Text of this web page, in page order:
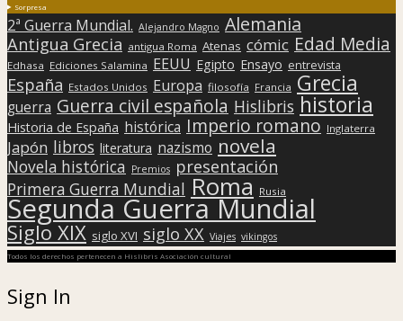
Sorpresa
2ª Guerra Mundial. Alejandro Magno Alemania
Antigua Grecia antigua Roma Atenas cómic Edad Media
Edhasa Ediciones Salamina EEUU Egipto Ensayo entrevista
España Estados Unidos Europa filosofía Francia Grecia
guerra Guerra civil española Hislibris historia
Historia de España histórica Imperio romano Inglaterra
Japón libros literatura nazismo novela
Novela histórica Premios presentación
Primera Guerra Mundial Roma Rusia
Segunda Guerra Mundial
Siglo XIX siglo XVI siglo XX Viajes vikingos
Todos los derechos pertenecen a Hislibris Asociación cultural
Sign In